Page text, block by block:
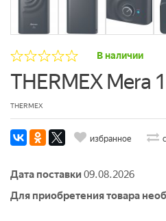
В наличии
THERMEX Mera
THERMEX
избранное
Дата поставки 09.08.2026
Для приобретения товара